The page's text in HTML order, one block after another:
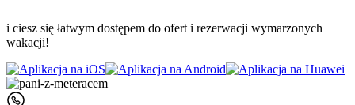
i ciesz się łatwym dostępem do ofert i rezerwacji wymarzonych
wakacji!